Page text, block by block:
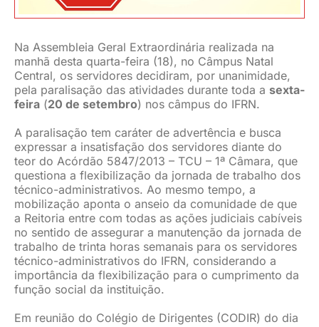
CONTATO
Na Assembleia Geral Extraordinária realizada na
manhã desta quarta-feira (18), no Câmpus Natal
Central, os servidores decidiram, por unanimidade,
pela paralisação das atividades durante toda a sexta-
feira(20 de setembro) nos câmpus do IFRN.
A paralisação tem caráter de advertência e busca
expressar a insatisfação dos servidores diante do
teor do Acórdão 5847/2013 – TCU – 1ª Câmara, que
questiona a flexibilização da jornada de trabalho dos
técnico-administrativos. Ao mesmo tempo, a
mobilização aponta o anseio da comunidade de que
a Reitoria entre com todas as ações judiciais cabíveis
no sentido de assegurar a manutenção da jornada de
trabalho de trinta horas semanais para os servidores
técnico-administrativos do IFRN, considerando a
importância da flexibilização para o cumprimento da
função social da instituição.
Em reunião do Colégio de Dirigentes (CODIR) do dia